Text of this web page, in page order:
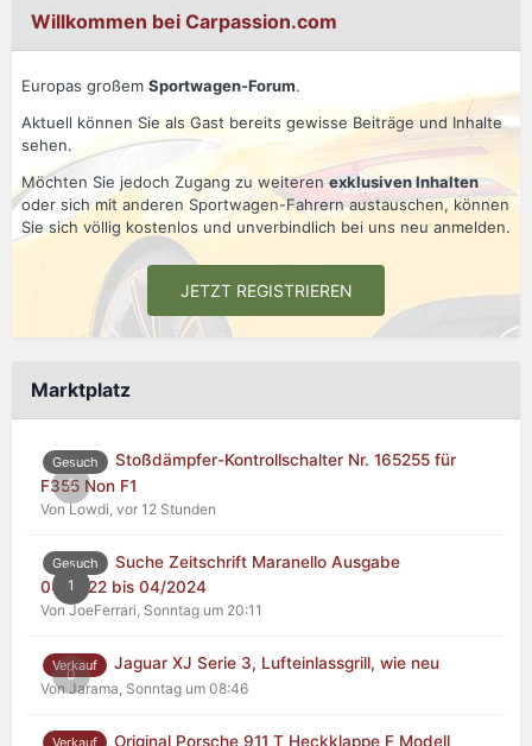
Willkommen bei Carpassion.com
Europas großem Sportwagen-Forum.
Aktuell können Sie als Gast bereits gewisse Beiträge und Inhalte
sehen.
Möchten Sie jedoch Zugang zu weiterenexklusiven Inhalten
oder sich mit anderen Sportwagen-Fahrern austauschen, können
Sie sich völlig kostenlos und unverbindlich bei uns neu anmelden.
JETZT REGISTRIEREN
Marktplatz
0
Gesuch
Stoßdämpfer-Kontrollschalter Nr. 165255 für
F355 Non F1
Von Lowdi, vor 12 Stunden
1
Gesuch
Suche Zeitschrift Maranello Ausgabe
04/2022 bis 04/2024
Von JoeFerrari, Sonntag um 20:11
0
Verkauf Jaguar XJ Serie 3, Lufteinlassgrill, wie neu
Von Jarama, Sonntag um 08:46
Verkauf Original Porsche 911 T Heckklappe F Modell